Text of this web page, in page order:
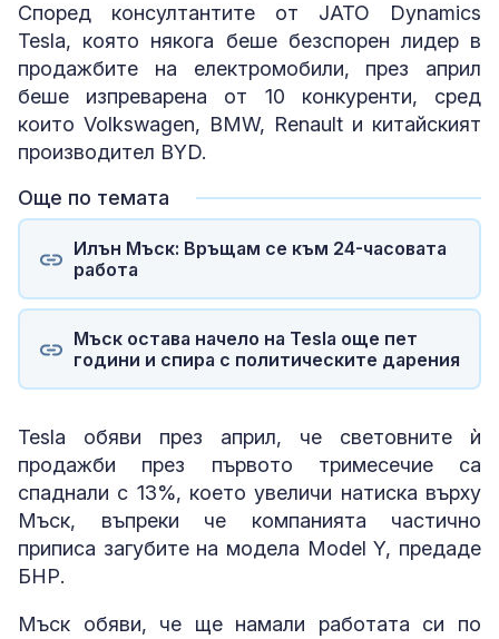
Според консултантите от JATO Dynamics
Tesla, която някога беше безспорен лидер в
продажбите на електромобили, през април
беше изпреварена от 10 конкуренти, сред
които Volkswagen, BMW, Renault и китайският
производител BYD.
Още по темата
Илън Мъск: Връщам се към 24-часовата
работа
Мъск остава начело на Tesla още пет
години и спира с политическите дарения
Tesla обяви през април, че световните ѝ
продажби през първото тримесечие са
спаднали с 13%, което увеличи натиска върху
Мъск, въпреки че компанията частично
приписа загубите на модела Model Y, предаде
БНР.
Мъск обяви, че ще намали работата си по